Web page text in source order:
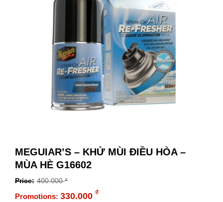
MEGUIAR’S – KHỬ MÙI ĐIỀU HÒA –
MÙA HÈ G16602
400.000₫
Original 330.000 ₫